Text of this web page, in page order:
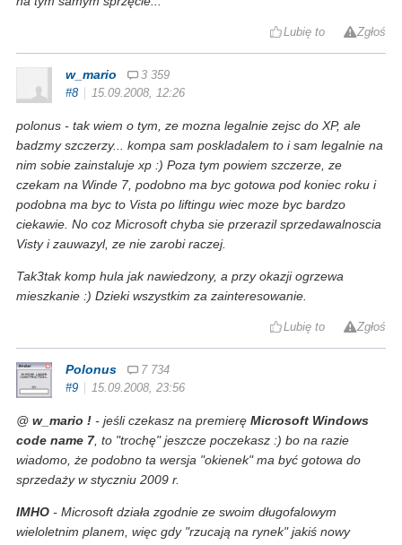
Lubię to Zgłoś
w_mario
3 359
#8
15.09.2008, 12:26
polonus - tak wiem o tym, ze mozna legalnie zejsc do XP, ale
badzmy szczerzy... kompa sam poskladalem to i sam legalnie na
nim sobie zainstaluje xp :) Poza tym powiem szczerze, ze
czekam na Winde 7, podobno ma byc gotowa pod koniec roku i
podobna ma byc to Vista po liftingu wiec moze byc bardzo
ciekawie. No coz Microsoft chyba sie przerazil sprzedawalnoscia
Visty i zauwazyl, ze nie zarobi raczej.
Tak3tak komp hula jak nawiedzony, a przy okazji ogrzewa
mieszkanie :) Dzieki wszystkim za zainteresowanie.
Lubię to Zgłoś
Polonus
7 734
#9
15.09.2008, 23:56
@ w_mario ! - jeśli czekasz na premierę Microsoft Windows
code name 7, to "trochę" jeszcze poczekasz :) bo na razie
wiadomo, że podobno ta wersja "okienek" ma być gotowa do
sprzedaży w styczniu 2009 r.
IMHO - Microsoft działa zgodnie ze swoim długofalowym
wieloletnim planem, więc gdy "rzucają na rynek" jakiś nowy